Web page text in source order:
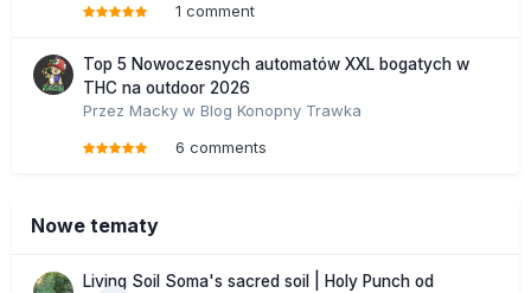
1 comment
Top 5 Nowoczesnych automatów XXL bogatych w
THC na outdoor 2026
Przez Macky w Blog Konopny Trawka
6 comments
Nowe tematy
Living Soil Soma's sacred soil | Holy Punch od